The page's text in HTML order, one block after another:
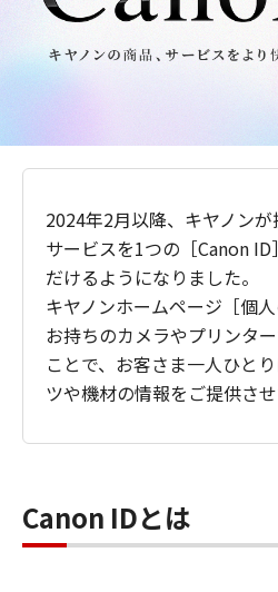
2024年2月以降、キヤノン
サービスを1つの［Canon
だけるようになりました。
キヤノンホームページ［個
お持ちのカメラやプリンタ
ことで、お客さま一人ひと
ツや機材の情報をご提供させ
Canon IDとは